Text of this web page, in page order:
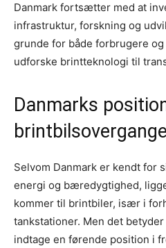
Danmark fortsætter med at
infrastruktur, forskning og
grunde for både forbrugere
udforske brintteknologi til
Danmarks
Selvom Danmark er kendt for
energi og bæredygtighed,
kommer til brintbiler, især i
tankstationer. Men det
indtage en førende position i